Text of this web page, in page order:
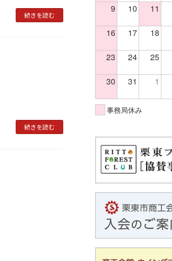
続きを読む
続きを読む
9 10 11
16 17 18
23 24 25
30 31 1
事務局休み